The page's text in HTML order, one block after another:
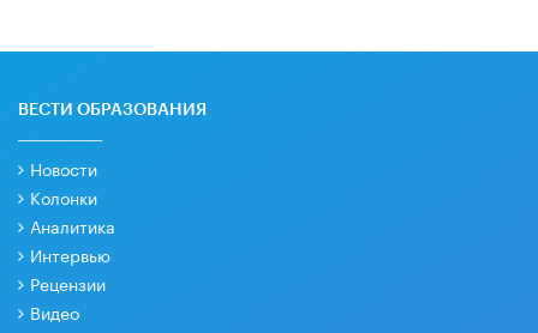
ВЕСТИ ОБРАЗОВАНИЯ
Новости
Колонки
Аналитика
Интервью
Рецензии
Видео